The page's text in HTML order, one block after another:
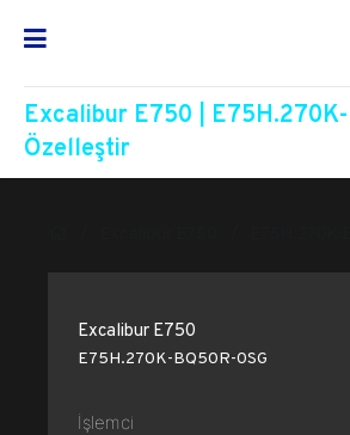
Excalibur E750 |
Özelleştir
Excalibur E750
E75H.270K-BQ50R-0SG
İşlemci